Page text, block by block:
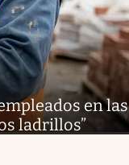
en las
ladrillos”